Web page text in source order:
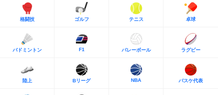
格闘技 ゴルフ テニス 卓球
バドミントン F1 バレーボール ラグビー
陸上 Bリーグ NBA バスケ代表